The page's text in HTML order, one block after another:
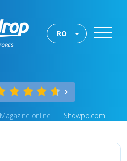
RO
Magazine online Showpo.com